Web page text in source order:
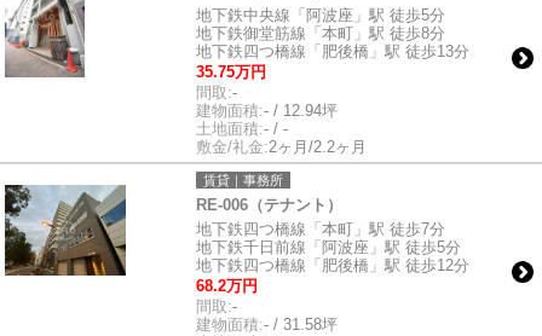
地下鉄中央線「阿波座」駅 徒歩5分
地下鉄御堂筋線「本町」駅 徒歩8分
地下鉄四つ橋線「肥後橋」駅 徒歩13分
35.75万円
間取:-
建物面積:- / 12.94坪
土地面積:- / -
敷金/礼金:2ヶ月/2.2ヶ月
賃貸｜事務所
RE-006（テナント）
地下鉄四つ橋線「本町」駅 徒歩7分
地下鉄千日前線「阿波座」駅 徒歩5分
地下鉄四つ橋線「肥後橋」駅 徒歩12分
68.2万円
間取:-
建物面積:- / 31.58坪